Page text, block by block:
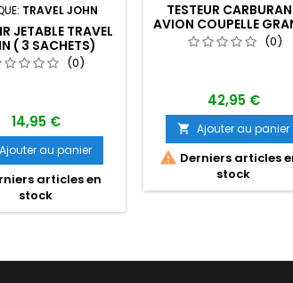
TRAVEL JOHN
JETABLE TRAVEL
( 3 SACHETS)
(0)
14,95 €
Ajouter au panier
articles en
stock
TESTEUR
AVION COUPELLE
CAPACITÉ
(0)
42,95 €
 Ajouter au panier
 Derniers articles
stock